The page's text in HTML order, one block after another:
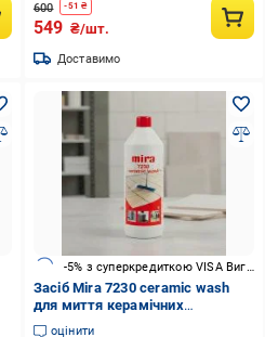
600 -51 ₴
549 ₴/шт.
Доставимо
Засіб Mira 7230 сeramic wash
для миття керамічних
поверхонь 1 л
оцінити